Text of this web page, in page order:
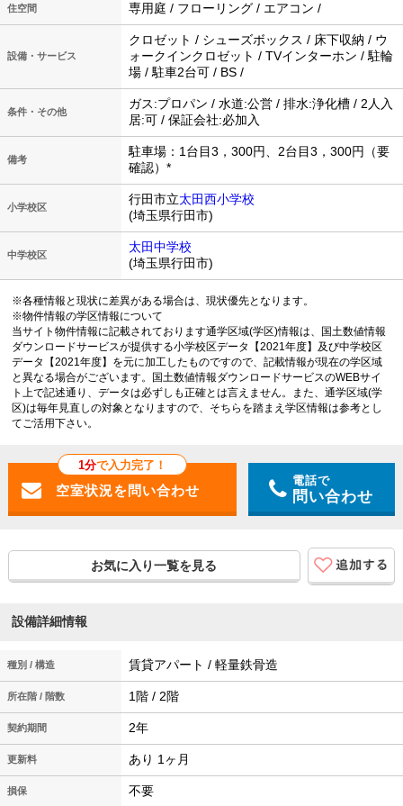
住空間 専用庭 / フローリング / エアコン /
設備・サービス
クロゼット / シューズボックス / 床下収納 / ウ
ォークインクロゼット / TVインターホン / 駐輪
場 / 駐車2台可 / BS /
条件・その他
ガス:プロパン / 水道:公営 / 排水:浄化槽 / 2人入
居:可 / 保証会社:必加入
備考
駐車場：1台目3，300円、2台目3，300円（要
確認）*
小学校区
行田市立太田西小学校
(埼玉県行田市)
中学校区
太田中学校
(埼玉県行田市)
※各種情報と現状に差異がある場合は、現状優先となります。
※物件情報の学区情報について
当サイト物件情報に記載されております通学区域(学区)情報は、国土数値情報
ダウンロードサービスが提供する小学校区データ【2021年度】及び中学校区
データ【2021年度】を元に加工したものですので、記載情報が現在の学区域
と異なる場合がございます。国土数値情報ダウンロードサービスのWEBサイ
ト上で記述通り、データは必ずしも正確とは言えません。また、通学区域(学
区)は毎年見直しの対象となりますので、そちらを踏まえ学区情報は参考とし
てご活用下さい。
1分で入力完了！
電話で
問い合わせ
お気に入り一覧を見る
設備詳細情報
種別 / 構造 賃貸アパート / 軽量鉄骨造
所在階 / 階数 1階 / 2階
契約期間 2年
更新料 あり 1ヶ月
損保 不要